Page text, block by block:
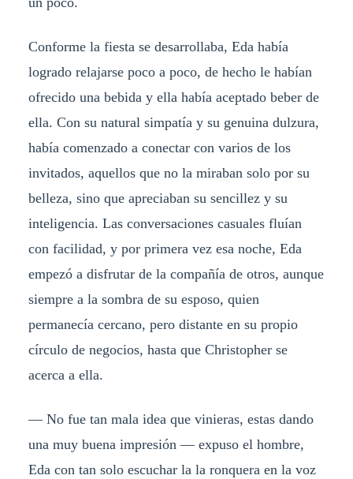
Conforme la fiesta se desarrollaba, Eda había
logrado relajarse poco a poco, de hecho le habían
ofrecido una bebida y ella había aceptado beber de
ella. Con su natural simpatía y su genuina dulzura,
había comenzado a conectar con varios de los
invitados, aquellos que no la miraban solo por su
belleza, sino que apreciaban su sencillez y su
inteligencia. Las conversaciones casuales fluían
con facilidad, y por primera vez esa noche, Eda
empezó a disfrutar de la compañía de otros, aunque
siempre a la sombra de su esposo, quien
permanecía cercano, pero distante en su propio
círculo de negocios, hasta que Christopher se
acerca a ella.
— No fue tan mala idea que vinieras, estas dando
una muy buena impresión — expuso el hombre,
Eda con tan solo escuchar la la ronquera en la voz